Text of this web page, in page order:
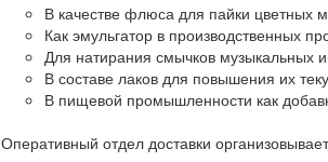
В качестве флюса для пайки цветных
Как эмульгатор в производственных
Для натирания смычков музыкальных
В составе лаков для повышения их
В пищевой промышленности как
Оперативный отдел доставки